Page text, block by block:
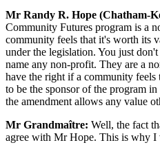
Mr Randy R. Hope (Chatham-
Community Futures program is a
community feels that it's worth its
under the legislation. You just
name any non-profit. They are a
have the right if a community feels
to be the sponsor of the program
the amendment allows any value
Mr Grandmaître: Well, the fact
agree with Mr Hope. This is why I